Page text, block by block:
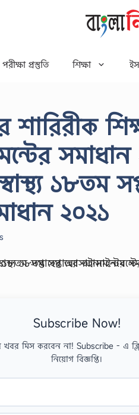
পরীক্ষা প্রস্তুতি শিক্ষা
শারিরীক
১৮তম
২০২১
Subscribe Now!
খবর মিস করবেন না! Subscribe - এ
নিয়োগ বিজ্ঞপ্তি।